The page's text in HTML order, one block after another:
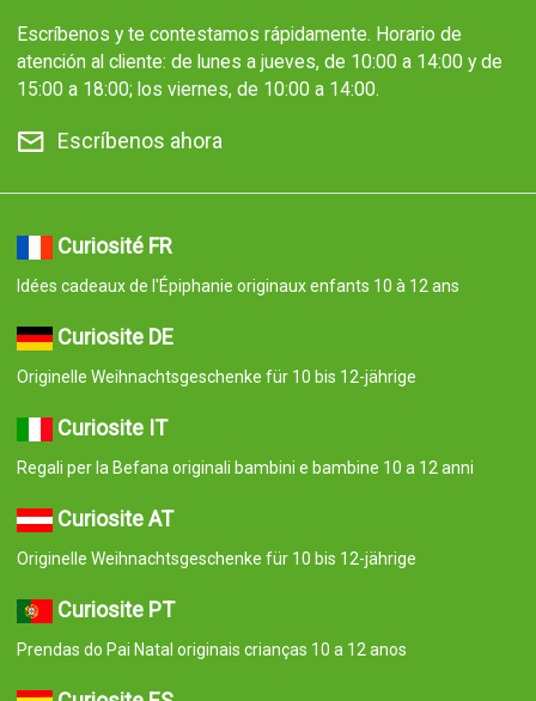
Escríbenos y te contestamos rápidamente. Horario de
atención al cliente: de lunes a jueves, de 10:00 a 14:00 y de
15:00 a 18:00; los viernes, de 10:00 a 14:00.
Escríbenos ahora
Curiosité FR
Idées cadeaux de l'Épiphanie originaux enfants 10 à 12 ans
Curiosite DE
Originelle Weihnachtsgeschenke für 10 bis 12-jährige
Curiosite IT
Regali per la Befana originali bambini e bambine 10 a 12 anni
Curiosite AT
Originelle Weihnachtsgeschenke für 10 bis 12-jährige
Curiosite PT
Prendas do Pai Natal originais crianças 10 a 12 anos